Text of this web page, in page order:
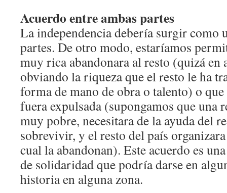
Acuerdo entre ambas partes
La independencia debería surgir como
partes. De otro modo, estaríamos
muy rica abandonara al resto (quizá en
obviando la riqueza que el resto le ha
forma de mano de obra o talento) o
fuera expulsada (supongamos que una
muy pobre, necesitara de la ayuda del
sobrevivir, y el resto del país
cual la abandonan). Este acuerdo es
de solidaridad que podría darse en
historia en alguna zona.